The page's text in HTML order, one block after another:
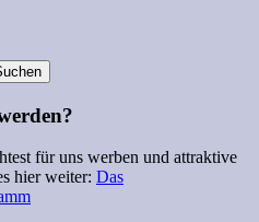
für uns werben und attraktive
hier weiter: Das